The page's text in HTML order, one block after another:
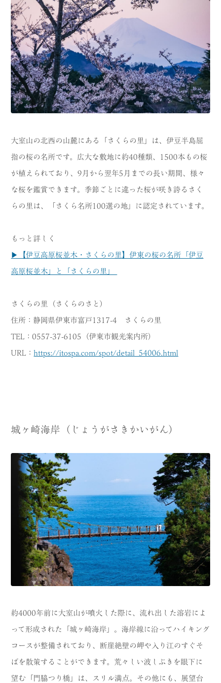
大室山の北西の山麓にある「さくらの里」は、伊豆半島屈
指の桜の名所です。広大な敷地に約40種類、1500本もの桜
が植えられており、9月から翌年5月までの長い期間、様々
な桜を鑑賞できます。季節ごとに違った桜が咲き誇るさく
らの里は、「さくら名所100選の地」に認定されています。
もっと詳しく
▶【伊豆高原桜並木・さくらの里】伊東の桜の名所「伊豆
高原桜並木」と「さくらの里」
さくらの里（さくらのさと）
住所：静岡県伊東市富戸1317-4 さくらの里
TEL：0557-37-6105（伊東市観光案内所）
URL：https://itospa.com/spot/detail_54006.html
城ヶ崎海岸（じょうがさきかいがん）
約4000年前に大室山が噴火した際に、流れ出した溶岩によ
って形成された「城ヶ崎海岸」。海岸線に沿ってハイキング
コースが整備されており、断崖絶壁の岬や入り江のすぐそ
ばを散策することができます。荒々しい波しぶきを眼下に
望む「門脇つり橋」は、スリル満点。その他にも、展望台